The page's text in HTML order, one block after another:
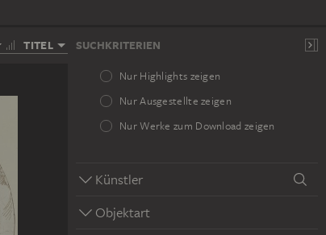
TITEL SUCHKRITERIEN
Nur Highlights zeigen
Nur Ausgestellte zeigen
Nur Werke zum Download zeigen
Künstler
Objektart